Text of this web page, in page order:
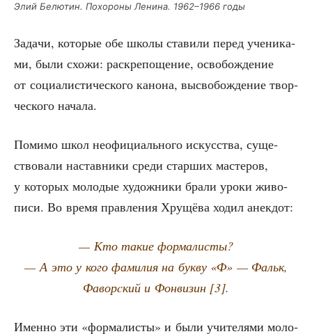
Элий Белю­тин. Похо­ро­ны Лени­на. 1962–1966 годы
Зада­чи, кото­рые обе шко­лы ста­ви­ли перед уче­ни­ка­
ми, были схо­жи: рас­кре­по­ще­ние, осво­бож­де­ние
от соци­а­ли­сти­че­ско­го кано­на, высво­бож­де­ние твор­
че­ско­го начала.
Поми­мо школ неофи­ци­аль­но­го искус­ства, суще­
ство­ва­ли настав­ни­ки сре­ди стар­ших масте­ров,
у кото­рых моло­дые худож­ни­ки бра­ли уро­ки живо­
пи­си. Во вре­мя прав­ле­ния Хру­щё­ва ходил анекдот:
— Кто такие формалисты?
— А это у кого фами­лия на бук­ву «Ф» — Фальк,
Фаворcкий и Фон­ви­зин [3].
Имен­но эти «фор­ма­ли­сты» и были учи­те­ля­ми моло­